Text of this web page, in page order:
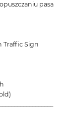
pasa
Traffic Sign